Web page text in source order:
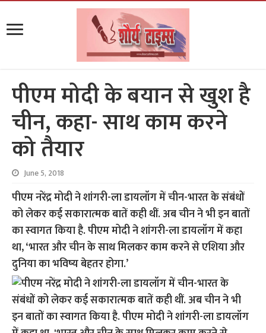
पीएम मोदी के बयान से खुश है
चीन, कहा- साथ काम करने
को तैयार
June 5, 2018
पीएम नरेंद्र मोदी ने शांगरी-ला डायलॉग में चीन-भारत के संबंधों
को लेकर कई सकारात्‍मक बातें कही थीं. अब चीन ने भी इन बातों
का स्‍वागत किया है. पीएम मोदी ने शांगरी-ला डायलॉग में कहा
था, ‘भारत और चीन के साथ मिलकर काम करने से एशिया और
दुनिया का भविष्‍य बेहतर होगा.’